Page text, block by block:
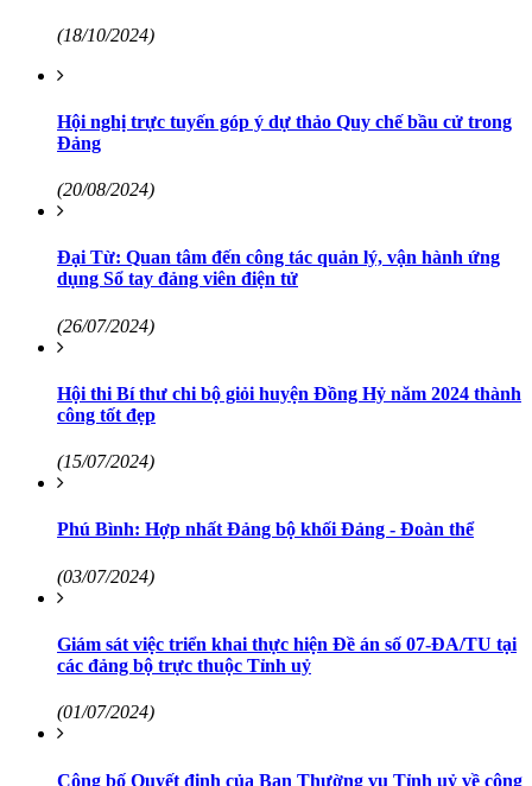
(18/10/2024)
Hội nghị trực tuyến góp ý dự thảo Quy chế bầu cử trong
Đảng
(20/08/2024)
Đại Từ: Quan tâm đến công tác quản lý, vận hành ứng
dụng Sổ tay đảng viên điện tử
(26/07/2024)
Hội thi Bí thư chi bộ giỏi huyện Đồng Hỷ năm 2024 thành
công tốt đẹp
(15/07/2024)
Phú Bình: Hợp nhất Đảng bộ khối Đảng - Đoàn thể
(03/07/2024)
Giám sát việc triển khai thực hiện Đề án số 07-ĐA/TU tại
các đảng bộ trực thuộc Tỉnh uỷ
(01/07/2024)
Công bố Quyết định của Ban Thường vụ Tỉnh uỷ về công